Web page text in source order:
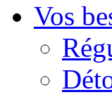
Vos